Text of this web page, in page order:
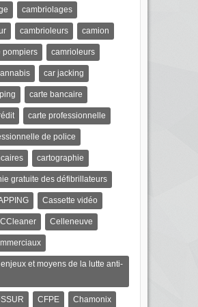
cambriolages
cambrioleurs camion
pompiers camrioleurs
car jacking
carte bancaire
carte professionnelle
de police
cartographie
gratuite des défibrillateurs
Cassette vidéo
CCleaner Celleneuve
et moyens de la lutte anti-
CFPE Chamonix